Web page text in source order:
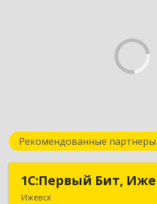
Рекомендованные партнеры
1С:Первый Бит,
Ижевск